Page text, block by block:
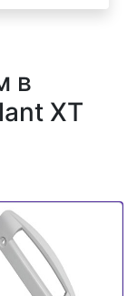
в
XT